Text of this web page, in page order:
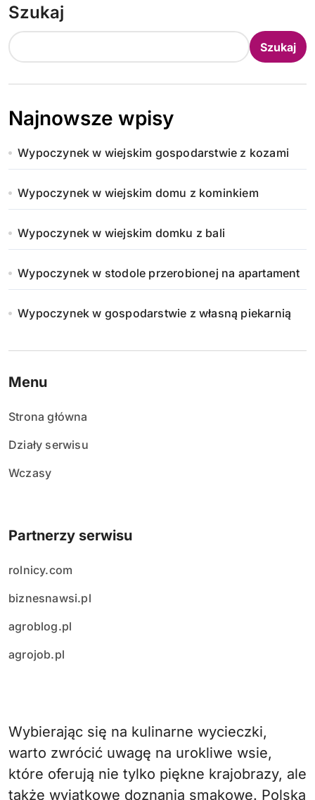
Szukaj
Szukaj
Najnowsze wpisy
Wypoczynek w wiejskim gospodarstwie z kozami
Wypoczynek w wiejskim domu z kominkiem
Wypoczynek w wiejskim domku z bali
Wypoczynek w stodole przerobionej na apartament
Wypoczynek w gospodarstwie z własną piekarnią
Menu
Strona główna
Działy serwisu
Wczasy
Partnerzy serwisu
rolnicy.com
biznesnawsi.pl
agroblog.pl
agrojob.pl
Wybierając się na kulinarne wycieczki,
warto zwrócić uwagę na urokliwe wsie,
które oferują nie tylko piękne krajobrazy, ale
także wyjątkowe doznania smakowe. Polska